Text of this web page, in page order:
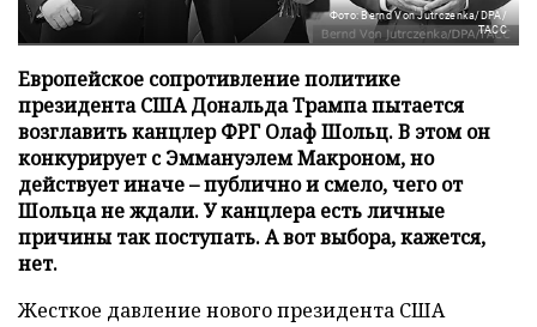
Фото: Bernd Von Jutrczenka/DPA/
ТАСС
Европейское сопротивление политике
президента США Дональда Трампа пытается
возглавить канцлер ФРГ Олаф Шольц. В этом он
конкурирует с Эммануэлем Макроном, но
действует иначе – публично и смело, чего от
Шольца не ждали. У канцлера есть личные
причины так поступать. А вот выбора, кажется,
нет.
Жесткое давление нового президента США